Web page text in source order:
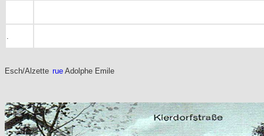
.
Esch/Alzette rue Adolphe Emile